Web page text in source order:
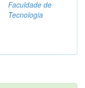
Faculdade de
Tecnologia